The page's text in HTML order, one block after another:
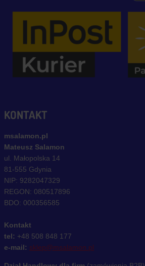
KONTAKT
msalamon.pl
Mateusz Salamon
ul. Małopolska 14
81-555 Gdynia
NIP: 9282047329
REGON: 080517896
BDO: 000356585
Kontakt
tel: +48 508 848 177
e-mail: sklep@msalamon.pl